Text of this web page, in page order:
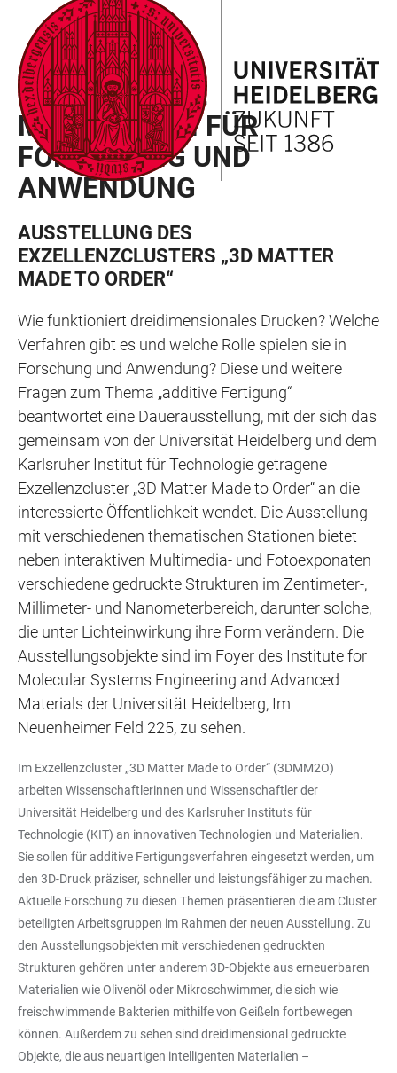
LINKS
ZUR
BARRIEREFREIHEIT
ZUM
HAUPTINHALT
HAUPTNAVIGATION
ÖFFNEN
WEBSEITENSUCHE
ÖFFNEN
INTELLIGENTE
MATERIALIEN FÜR
FORSCHUNG UND
ANWENDUNG
AUSSTELLUNG DES
EXZELLENZCLUSTERS „3D MATTER
MADE TO ORDER“
Wie funktioniert dreidimensionales Drucken? Welche
Verfahren gibt es und welche Rolle spielen sie in
Forschung und Anwendung? Diese und weitere
Fragen zum Thema „additive Fertigung“
beantwortet eine Dauerausstellung, mit der sich das
gemeinsam von der Universität Heidelberg und dem
Karlsruher Institut für Technologie getragene
Exzellenzcluster „3D Matter Made to Order“ an die
interessierte Öffentlichkeit wendet. Die Ausstellung
mit verschiedenen thematischen Stationen bietet
neben interaktiven Multimedia- und Fotoexponaten
verschiedene gedruckte Strukturen im Zentimeter-,
Millimeter- und Nanometerbereich, darunter solche,
die unter Lichteinwirkung ihre Form verändern. Die
Ausstellungsobjekte sind im Foyer des Institute for
Molecular Systems Engineering and Advanced
Materials der Universität Heidelberg, Im
Neuenheimer Feld 225, zu sehen.
Im Exzellenzcluster „3D Matter Made to Order“ (3DMM2O)
arbeiten Wissenschaftlerinnen und Wissenschaftler der
Universität Heidelberg und des Karlsruher Instituts für
Technologie (KIT) an innovativen Technologien und Materialien.
Sie sollen für additive Fertigungsverfahren eingesetzt werden, um
den 3D-Druck präziser, schneller und leistungsfähiger zu machen.
Aktuelle Forschung zu diesen Themen präsentieren die am Cluster
beteiligten Arbeitsgruppen im Rahmen der neuen Ausstellung. Zu
den Ausstellungsobjekten mit verschiedenen gedruckten
Strukturen gehören unter anderem 3D-Objekte aus erneuerbaren
Materialien wie Olivenöl oder Mikroschwimmer, die sich wie
freischwimmende Bakterien mithilfe von Geißeln fortbewegen
können. Außerdem zu sehen sind dreidimensional gedruckte
Objekte, die aus neuartigen intelligenten Materialien –